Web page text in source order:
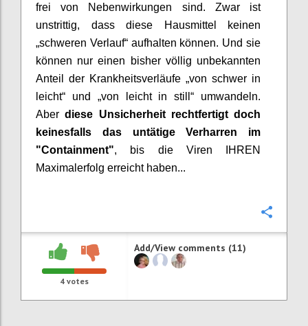
frei von Nebenwirkungen sind.
Zwar ist
unstrittig, dass diese Hausmittel keinen
„schweren Verlauf“ aufhalten können. Und sie
können nur einen bisher völlig unbekannten
Anteil der Krankheitsverläufe „von schwer in
leicht“
und „von leicht in still“ umwandeln.
Aberdiese Unsicherheit rechtfertigt doch
keinesfalls das untätige Verharren im
"Containment", bis die Viren IHREN
Maximalerfolg erreicht haben...
4 votes
Add/View comments (11)